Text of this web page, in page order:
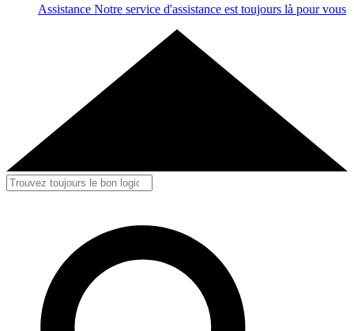
Assistance Notre service d'assistance est toujours là pour vous